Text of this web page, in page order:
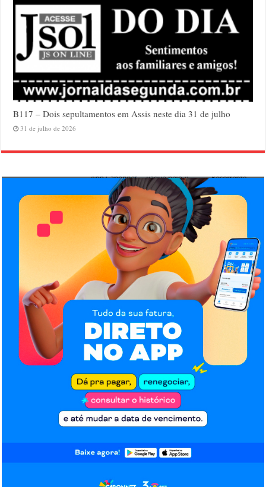
B117 – Dois sepultamentos em Assis neste dia 31 de julho
31 de julho de 2026